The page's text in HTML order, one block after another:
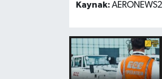
Kaynak: